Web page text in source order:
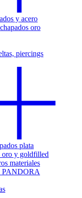
y acero
oro
piercings
plata
oro y goldfilled
materiales
PANDORA